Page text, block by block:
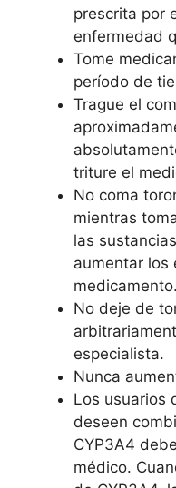
prescrita por
enfermedad
Tome
período de
Trague el
triture el
No coma
mientras
las
aumentar los
medicamento.
No deje de
especialista.
Nunca
Los usuarios
deseen
CYP3A4
médico.